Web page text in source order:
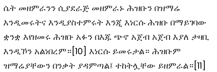
ሴት መዘምራንን ሲያደራጅ መዘምራኑ ሕዝቡን በዝማሬ
እንዲመሩትና እንዲያስተምሩት እንጂ እነርሱ ሕዝቡ በማይገባው
ቋንቋ እየዘመሩ ሕዝቡ አፉን በእጁ ጭኖ አጀብ አጀብ እያለ ታዛቢ
እንዲኾን አልነበረም።[10] እነርሱ ይመሩታል። ሕዝቡም
ዝማሬያቸውን በንቃት ያዳምጣል፤ ተከትሏቸው ይዘምራል።[11]